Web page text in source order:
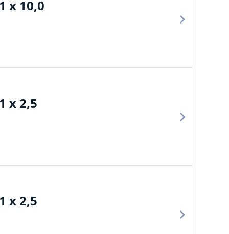
x 10,0
x 2,5
x 2,5